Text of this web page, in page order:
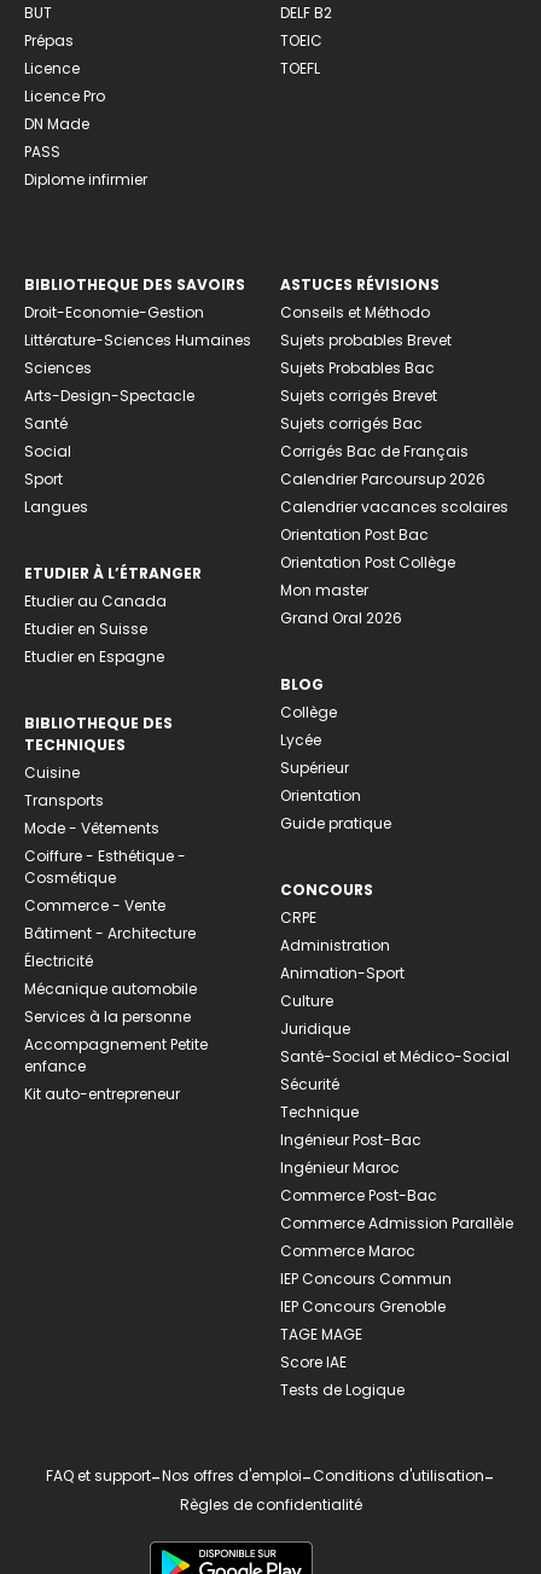
BUT
Prépas
Licence
Licence Pro
DN Made
PASS
Diplome infirmier
DELF B2
TOEIC
TOEFL
BIBLIOTHEQUE DES SAVOIRS
Droit-Economie-Gestion
Littérature-Sciences Humaines
Sciences
Arts-Design-Spectacle
Santé
Social
Sport
Langues
ETUDIER À L’ÉTRANGER
Etudier au Canada
Etudier en Suisse
Etudier en Espagne
BIBLIOTHEQUE DES
TECHNIQUES
Cuisine
Transports
Mode - Vêtements
Coiffure - Esthétique -
Cosmétique
Commerce - Vente
Bâtiment - Architecture
Électricité
Mécanique automobile
Services à la personne
Accompagnement Petite
enfance
Kit auto-entrepreneur
ASTUCES RÉVISIONS
Conseils et Méthodo
Sujets probables Brevet
Sujets Probables Bac
Sujets corrigés Brevet
Sujets corrigés Bac
Corrigés Bac de Français
Calendrier Parcoursup 2026
Calendrier vacances scolaires
Orientation Post Bac
Orientation Post Collège
Mon master
Grand Oral 2026
BLOG
Collège
Lycée
Supérieur
Orientation
Guide pratique
CONCOURS
CRPE
Administration
Animation-Sport
Culture
Juridique
Santé-Social et Médico-Social
Sécurité
Technique
Ingénieur Post-Bac
Ingénieur Maroc
Commerce Post-Bac
Commerce Admission Parallèle
Commerce Maroc
IEP Concours Commun
IEP Concours Grenoble
TAGE MAGE
Score IAE
Tests de Logique
FAQ et support-Nos offres d'emploi-Conditions d'utilisation-
Règles de confidentialité